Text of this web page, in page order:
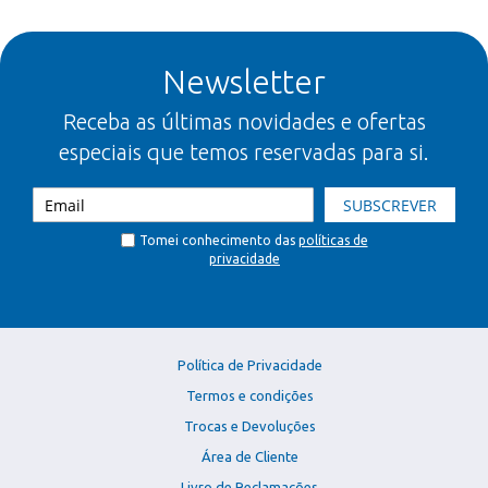
Newsletter
Receba as últimas novidades e ofertas
especiais que temos reservadas para si.
SUBSCREVER
Tomei conhecimento das políticas de
privacidade
Política de Privacidade
Termos e condições
Trocas e Devoluções
Área de Cliente